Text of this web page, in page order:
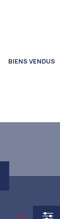
BIENS VENDUS